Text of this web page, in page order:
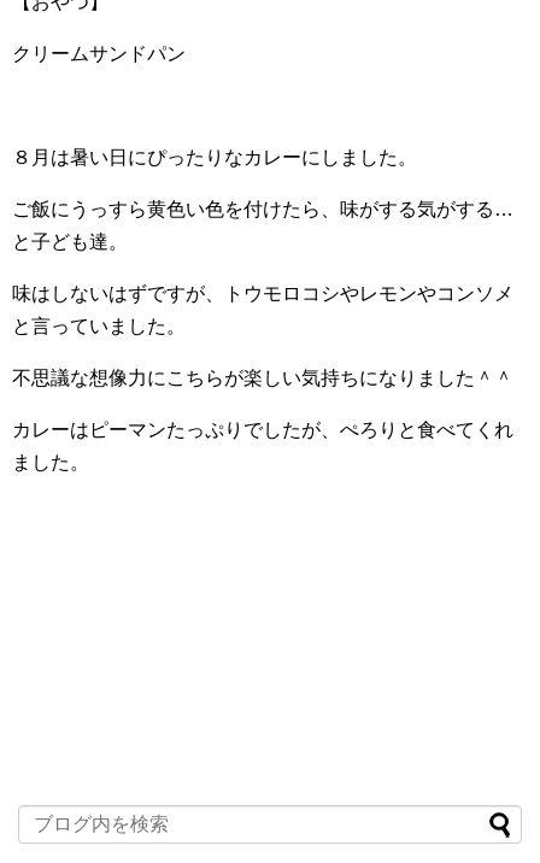
クリームサンドパン
８月は暑い日にぴったりなカレーにしました。
ご飯にうっすら黄色い色を付けたら、味がする気がする…
と子ども達。
味はしないはずですが、トウモロコシやレモンやコンソメ
と言っていました。
不思議な想像力にこちらが楽しい気持ちになりました＾＾
カレーはピーマンたっぷりでしたが、ぺろりと食べてくれ
ました。